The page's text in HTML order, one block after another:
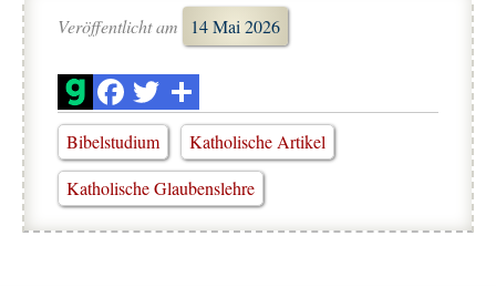
Veröffentlicht am 14 Mai 2026
Bibelstudium
Katholische Artikel
Katholische Glaubenslehre